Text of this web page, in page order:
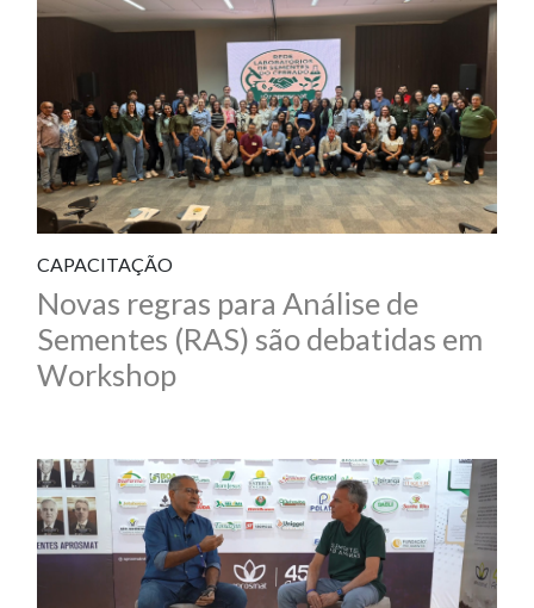
CAPACITAÇÃO
Novas regras para Análise de
Sementes (RAS) são debatidas em
Workshop